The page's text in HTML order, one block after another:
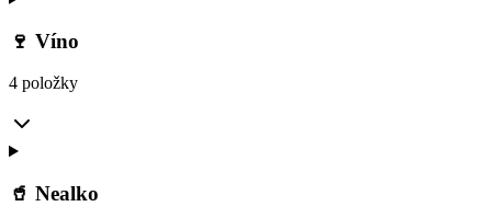
🍷 Víno
4 položky
🥤 Nealko